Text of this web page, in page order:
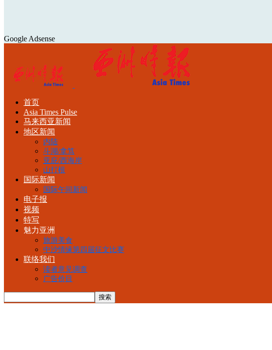
Google Adsense
首页
Asia Times Pulse
马来西亚新闻
地区新闻
内陆
斗湖/拿笃
亚庇/西海岸
山打根
国际新闻
国际午间新闻
电子报
视频
特写
魅力亚洲
旅游美食
中沙情缘第四届征文比赛
联络我们
读者意见调查
广告价目